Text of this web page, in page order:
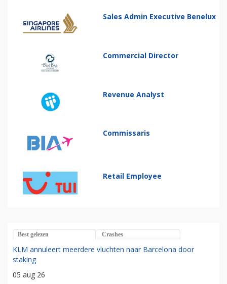
Sales Admin Executive Benelux
Commercial Director
Revenue Analyst
Commissaris
Retail Employee
Best gelezen Crashes
KLM annuleert meerdere vluchten naar Barcelona door
staking
05 aug 26